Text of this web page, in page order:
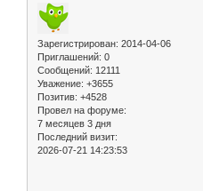
Зарегистрирован: 2014-04-06
Приглашений: 0
Сообщений: 12111
Уважение: +3655
Позитив: +4528
Провел на форуме:
7 месяцев 3 дня
Последний визит:
2026-07-21 14:23:53